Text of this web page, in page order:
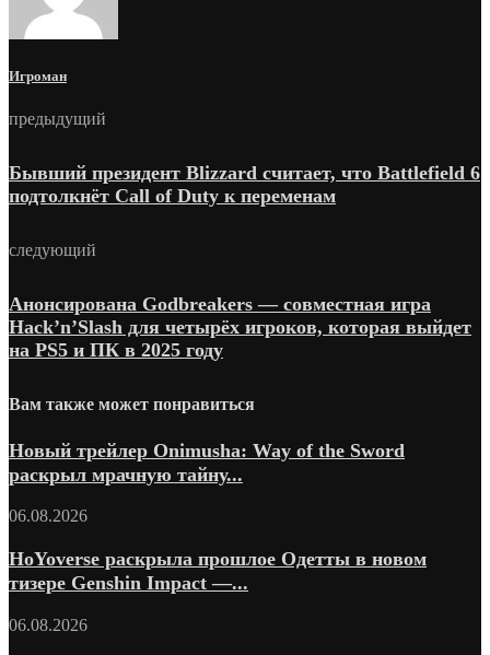
Игроман
предыдущий
Бывший президент Blizzard считает, что Battlefield 6
подтолкнёт Call of Duty к переменам
следующий
Анонсирована Godbreakers — совместная игра
Hack’n’Slash для четырёх игроков, которая выйдет
на PS5 и ПК в 2025 году
Вам также может понравиться
Новый трейлер Onimusha: Way of the Sword
раскрыл мрачную тайну...
06.08.2026
HoYoverse раскрыла прошлое Одетты в новом
тизере Genshin Impact —...
06.08.2026